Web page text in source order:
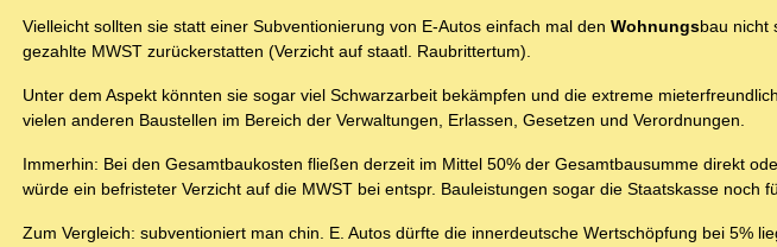
Vielleicht sollten sie statt einer Subventionierung von E-Autos einfach mal den Wohnungsbau nicht
gezahlte MWST zurückerstatten (Verzicht auf staatl. Raubrittertum).
Unter dem Aspekt könnten sie sogar viel Schwarzarbeit bekämpfen und die extreme
vielen anderen Baustellen im Bereich der Verwaltungen, Erlassen, Gesetzen und Verordnungen.
Immerhin: Bei den Gesamtbaukosten fließen derzeit im Mittel 50% der Gesamtbausumme direkt
würde ein befristeter Verzicht auf die MWST bei entspr. Bauleistungen sogar die Staatskasse noch
Zum Vergleich: subventioniert man chin. E. Autos dürfte die innerdeutsche Wertschöpfung bei 5%